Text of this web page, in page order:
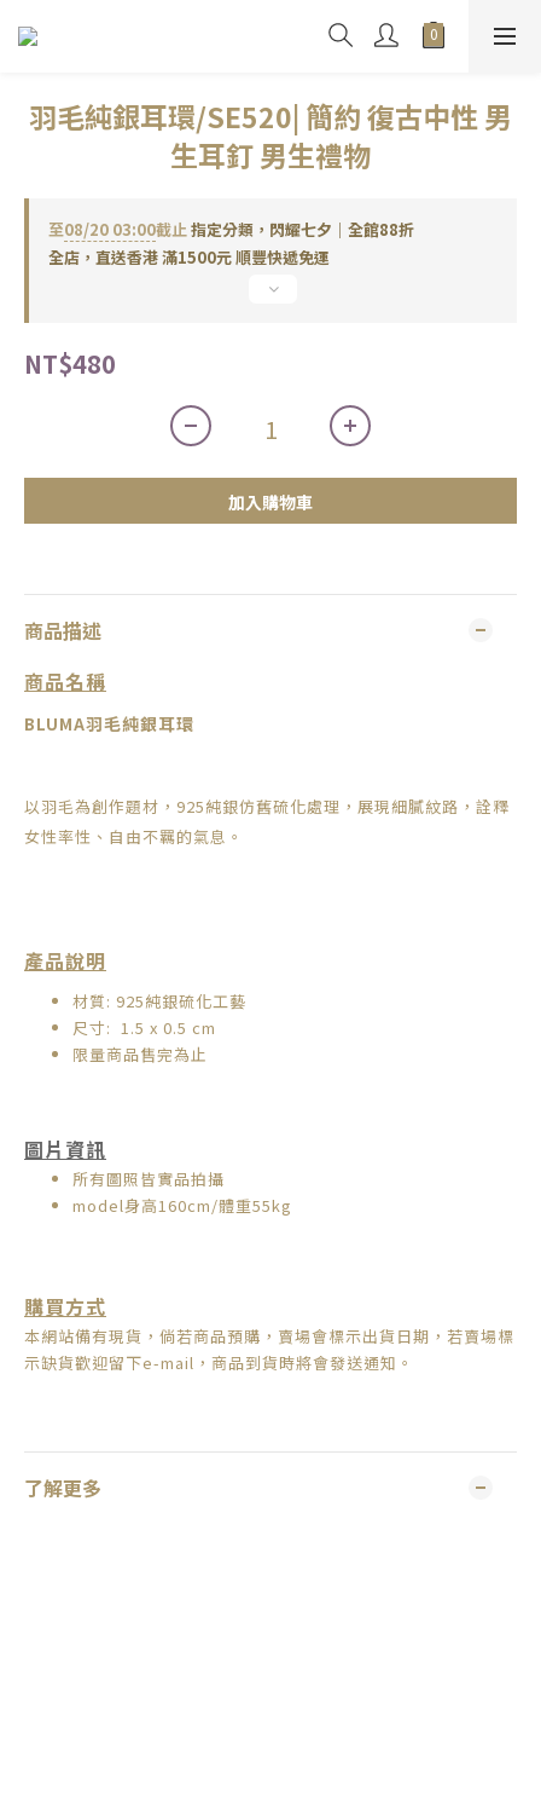
羽毛純銀耳環/SE520| 簡約 復古中性 男
生耳釘 男生禮物
至08/20 03:00截止指定分類，閃耀七夕｜全館88折
全店，直送香港 滿1500元 順豐快遞免運
NT$480
加入購物車
商品描述
商品名稱
BLUMA羽毛純銀耳環
以羽毛為創作題材， 925純銀仿舊硫化處理，展現細膩紋路，詮釋
女性率性、自由不羈的氣息。
產品說明
材質: 925純銀硫化工藝
尺寸: 1.5 x 0.5 cm
限量商品售完為止
圖片資訊
所有圖照皆實品拍攝
model身高160cm/體重55kg
購買方式
本網站備有現貨，倘若商品預購，賣場會標示出貨日期， 若賣場標
示缺貨歡迎留下e-mail，商品到貨時將會發送通知。
了解更多